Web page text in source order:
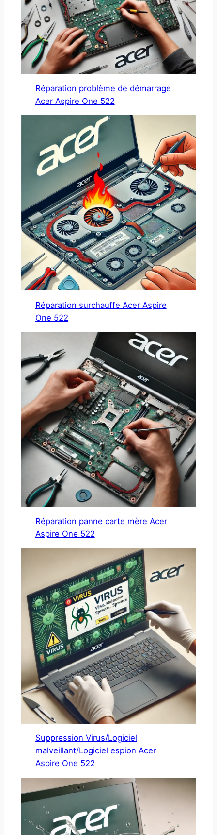
Réparation problème de démarrage
Acer Aspire One 522
Réparation surchauffe Acer Aspire
One 522
Réparation panne carte mère Acer
Aspire One 522
Suppression Virus/Logiciel
malveillant/Logiciel espion Acer
Aspire One 522